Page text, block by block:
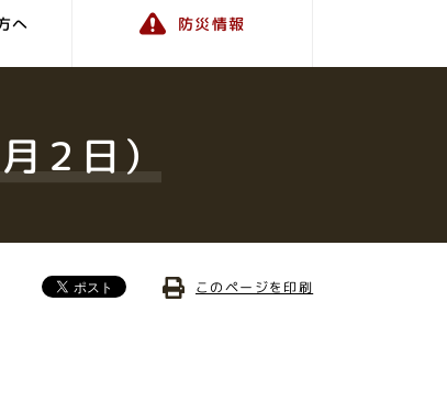
へ 防災情報
２日）
このページを印刷